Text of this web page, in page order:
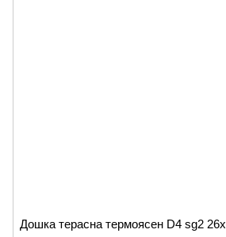
Дошка терасна термоясен D4 sg2